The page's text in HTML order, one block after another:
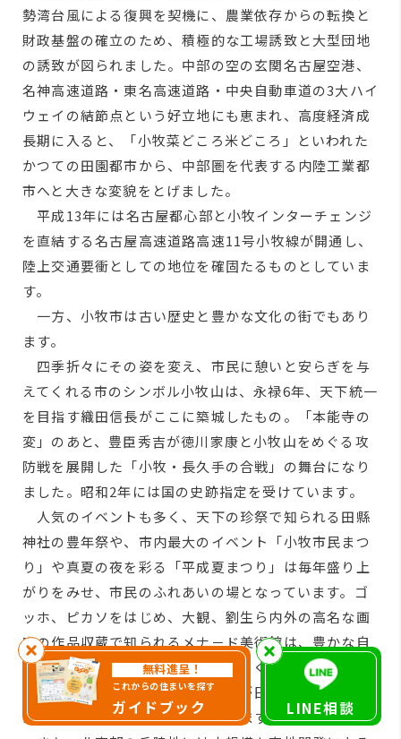
勢湾台風による復興を契機に、農業依存からの転換と
財政基盤の確立のため、積極的な工場誘致と大型団地
の誘致が図られました。中部の空の玄関名古屋空港、
名神高速道路・東名高速道路・中央自動車道の3大ハイ
ウェイの結節点という好立地にも恵まれ、高度経済成
長期に入ると、「小牧菜どころ米どころ」といわれた
かつての田園都市から、中部圏を代表する内陸工業都
市へと大きな変貌をとげました。
平成13年には名古屋都心部と小牧インターチェンジ
を直結する名古屋高速道路高速11号小牧線が開通し、
陸上交通要衝としての地位を確固たるものとしていま
す。
一方、小牧市は古い歴史と豊かな文化の街でもあり
ます。
四季折々にその姿を変え、市民に憩いと安らぎを与
えてくれる市のシンボル小牧山は、永禄6年、天下統一
を目指す織田信長がここに築城したもの。「本能寺の
変」のあと、豊臣秀吉が徳川家康と小牧山をめぐる攻
防戦を展開した「小牧・長久手の合戦」の舞台になり
ました。昭和2年には国の史跡指定を受けています。
人気のイベントも多く、天下の珍祭で知られる田縣
神社の豊年祭や、市内最大のイベント「小牧市民まつ
り」や真夏の夜を彩る「平成夏まつり」は毎年盛り上
がりをみせ、市民のふれあいの場となっています。ゴ
ッホ、ピカソをはじめ、大観、劉生ら内外の高名な画
家の作品収蔵で知られるメナ－ド美術館は、豊かな自
然と落ち着いた雰囲気の中で、じっくりと美術作品を
鑑賞することができ、多くの市民が日常を離れて心豊
かなひとときを求めて来館しています。
無料進呈！
これからの住まいを探す
ガイドブック LINE相談